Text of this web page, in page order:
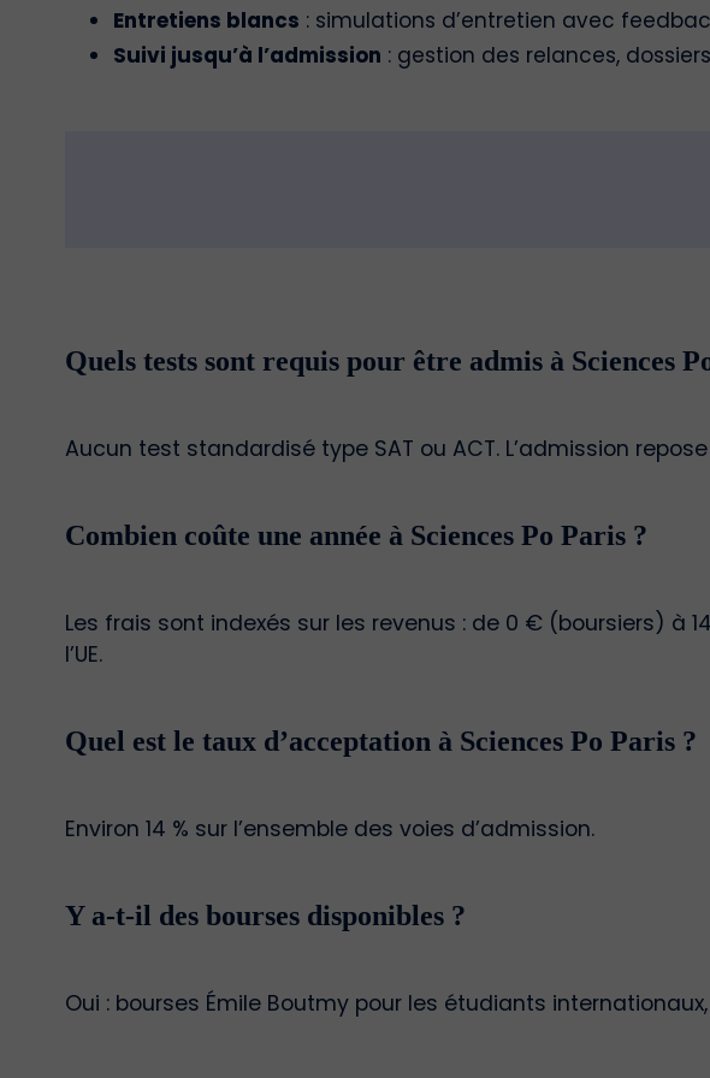
Entretiens blancs : simulations d’entretien avec
Suivi jusqu’à l’admission : gestion des relances,
Quels tests sont requis pour être admis à Sciences
Aucun test standardisé type SAT ou ACT. L’admission
Combien coûte une année à Sciences Po Paris ?
Les frais sont indexés sur les revenus : de 0 € (boursiers) à
l’UE.
Quel est le taux d’acceptation à Sciences Po Paris ?
Environ 14 % sur l’ensemble des voies d’admission.
Y a-t-il des bourses disponibles ?
Oui : bourses Émile Boutmy pour les étudiants